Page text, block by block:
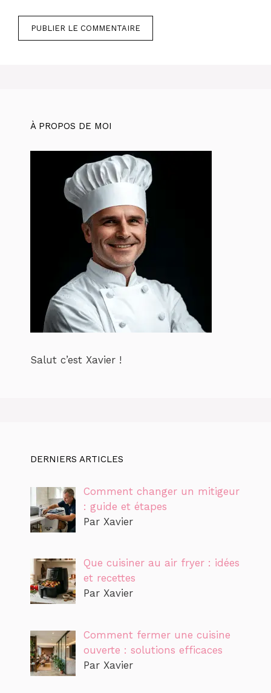
À PROPOS DE MOI
Salut c’est Xavier !
DERNIERS ARTICLES
Comment changer un mitigeur
: guide et étapes
Par Xavier
Que cuisiner au air fryer : idées
et recettes
Par Xavier
Comment fermer une cuisine
ouverte : solutions efficaces
Par Xavier